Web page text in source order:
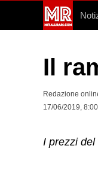
Il
Redazione
17/06/2019,
I prezzi